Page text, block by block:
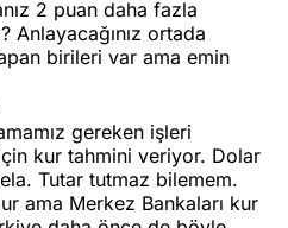
2 puan daha fazla
Anlayacağınız ortada
birileri var ama emin
gereken işleri
kur tahmini veriyor. Dolar
Tutar tutmaz bilemem.
ama Merkez Bankaları kur